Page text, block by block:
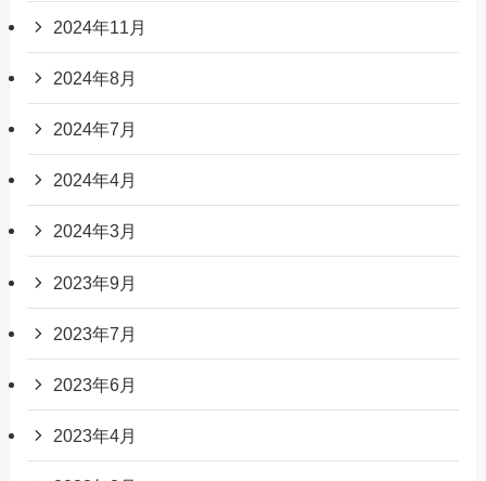
2024年11月
2024年8月
2024年7月
2024年4月
2024年3月
2023年9月
2023年7月
2023年6月
2023年4月